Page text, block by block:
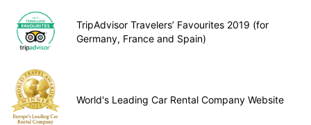
TripAdvisor Travelers’ Favourites 2019 (for
Germany, France and Spain)
World's Leading Car Rental Company Website